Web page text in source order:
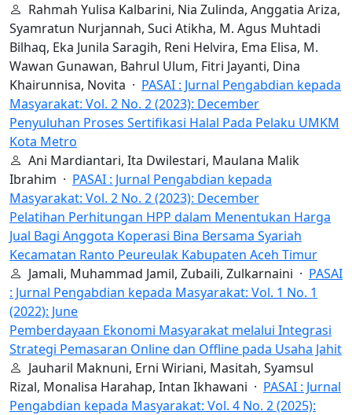
Rahmah Yulisa Kalbarini, Nia Zulinda, Anggatia Ariza,
Syamratun Nurjannah, Suci Atikha, M. Agus Muhtadi
Bilhaq, Eka Junila Saragih, Reni Helvira, Ema Elisa, M.
Wawan Gunawan, Bahrul Ulum, Fitri Jayanti, Dina
Khairunnisa, Novita · PASAI : Jurnal Pengabdian kepada
Masyarakat: Vol. 2 No. 2 (2023): December
Penyuluhan Proses Sertifikasi Halal Pada Pelaku UMKM
Kota Metro
Ani Mardiantari, Ita Dwilestari, Maulana Malik
Ibrahim · PASAI : Jurnal Pengabdian kepada
Masyarakat: Vol. 2 No. 2 (2023): December
Pelatihan Perhitungan HPP dalam Menentukan Harga
Jual Bagi Anggota Koperasi Bina Bersama Syariah
Kecamatan Ranto Peureulak Kabupaten Aceh Timur
Jamali, Muhammad Jamil, Zubaili, Zulkarnaini · PASAI
: Jurnal Pengabdian kepada Masyarakat: Vol. 1 No. 1
(2022): June
Pemberdayaan Ekonomi Masyarakat melalui Integrasi
Strategi Pemasaran Online dan Offline pada Usaha Jahit
Jauharil Maknuni, Erni Wiriani, Masitah, Syamsul
Rizal, Monalisa Harahap, Intan Ikhawani · PASAI : Jurnal
Pengabdian kepada Masyarakat: Vol. 4 No. 2 (2025):